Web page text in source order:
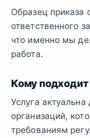
Образец приказа
ответственного
что именно мы
работа.
Кому подходит
Услуга
организаций,
требованиям